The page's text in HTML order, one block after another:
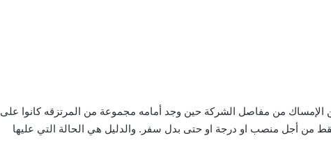
الإمساك من مفاصل الشركة حين وجد أمامه مجموعة من المرتزقه كانوا على
فقط من أجل منصب او درجة او حتى بدل سفر. والدليل هي الحالة التي عليها